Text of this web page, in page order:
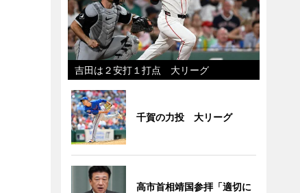
吉田は２安打１打点 大リーグ
千賀の力投 大リーグ
高市首相靖国参拝「適切に